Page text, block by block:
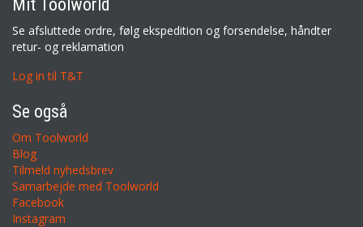
Mit Toolworld
Se afsluttede ordre, følg ekspedition og forsendelse, håndter
retur- og reklamation
Log in til T&T
Se også
Om Toolworld
Blog
Tilmeld nyhedsbrev
Samarbejde med Toolworld
Facebook
Instagram